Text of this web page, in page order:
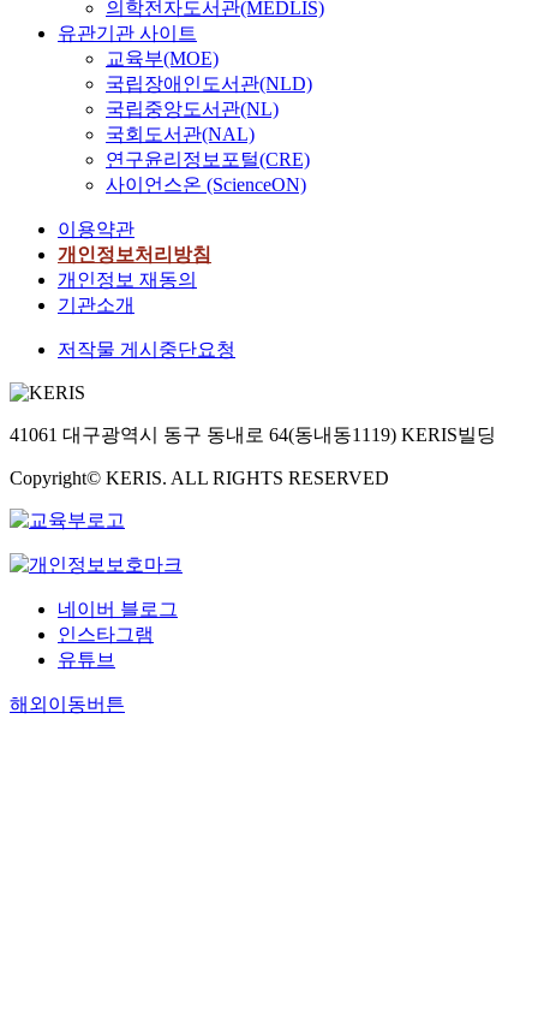
의학전자도서관(MEDLIS)
유관기관 사이트
교육부(MOE)
국립장애인도서관(NLD)
국립중앙도서관(NL)
국회도서관(NAL)
연구윤리정보포털(CRE)
사이언스온 (ScienceON)
이용약관
개인정보처리방침
개인정보 재동의
기관소개
저작물 게시중단요청
41061 대구광역시 동구 동내로 64(동내동1119) KERIS빌딩
Copyright© KERIS. ALL RIGHTS RESERVED
네이버 블로그
인스타그램
유튜브
해외이동버튼